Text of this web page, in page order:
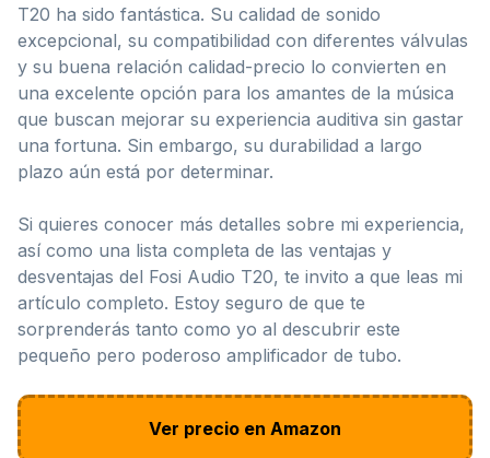
T20 ha sido fantástica. Su calidad de sonido
excepcional, su compatibilidad con diferentes válvulas
y su buena relación calidad-precio lo convierten en
una excelente opción para los amantes de la música
que buscan mejorar su experiencia auditiva sin gastar
una fortuna. Sin embargo, su durabilidad a largo
plazo aún está por determinar.
Si quieres conocer más detalles sobre mi experiencia,
así como una lista completa de las ventajas y
desventajas del Fosi Audio T20, te invito a que leas mi
artículo completo. Estoy seguro de que te
sorprenderás tanto como yo al descubrir este
pequeño pero poderoso amplificador de tubo.
Ver precio en Amazon